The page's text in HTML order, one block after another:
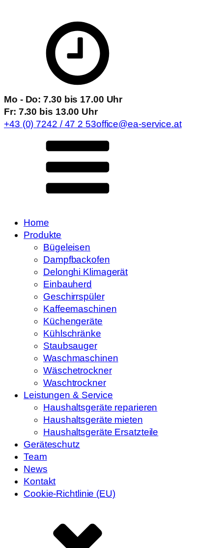
Mo - Do: 7.30 bis 17.00 Uhr
Fr: 7.30 bis 13.00 Uhr
+43 (0) 7242 / 47 2 53office@ea-service.at
Home
Produkte
Bügeleisen
Dampfbackofen
Delonghi Klimagerät
Einbauherd
Geschirrspüler
Kaffeemaschinen
Küchengeräte
Kühlschränke
Staubsauger
Waschmaschinen
Wäschetrockner
Waschtrockner
Leistungen & Service
Haushaltsgeräte reparieren
Haushaltsgeräte mieten
Haushaltsgeräte Ersatzteile
Geräteschutz
Team
News
Kontakt
Cookie-Richtlinie (EU)